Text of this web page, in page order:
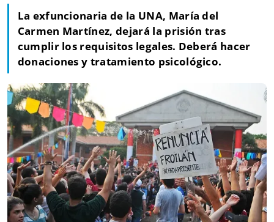
La exfuncionaria de la UNA, María del
Carmen Martínez, dejará la prisión tras
cumplir los requisitos legales. Deberá hacer
donaciones y tratamiento psicológico.